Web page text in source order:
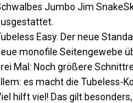
Jumbo Jim
Easy. Der neue
monofile Seitengewebe
Mal: Noch größere
es macht die Tubeless-
hilft viel! Das gilt